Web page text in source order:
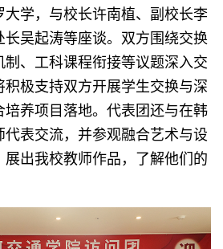
大学，与校长许南植、副校长李
长吴起涛等座谈。双方围绕交换
制、工科课程衔接等议题深入交
积极支持双方开展学生交换与深
养项目落地。代表团还与在韩
代表交流，并参观融合艺术与设
出我校教师作品，了解他们的